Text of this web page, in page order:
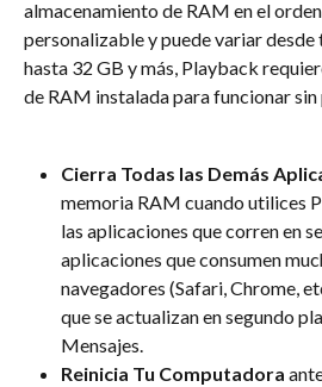
almacenamiento de RAM en el
personalizable y puede variar desde
hasta 32 GB y más, Playback
de RAM instalada para funcionar
Cierra Todas las Demás
memoria RAM cuando utilices
las aplicaciones que corren en
aplicaciones que consumen
navegadores (Safari, Chrome,
que se actualizan en segundo
Mensajes.
Reinicia Tu Computadora